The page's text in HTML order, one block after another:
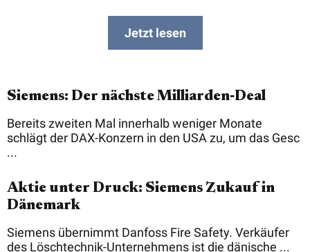
Jetzt lesen
Siemens: Der nächste Milliarden‑Deal
Bereits zweiten Mal innerhalb weniger Monate
schlägt der DAX-Konzern in den USA zu, um das Gesc
...
Aktie unter Druck: Siemens Zukauf in
Dänemark
Siemens übernimmt Danfoss Fire Safety. Verkäufer
des Löschtechnik-Unternehmens ist die dänische ...